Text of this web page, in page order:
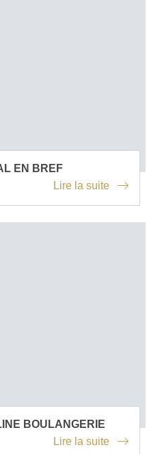
EN BREF
Lire la suite
BOULANGERIE
Lire la suite